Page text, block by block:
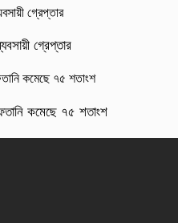
গ্রেপ্তার
কমেছে ৭৫ শতাংশ